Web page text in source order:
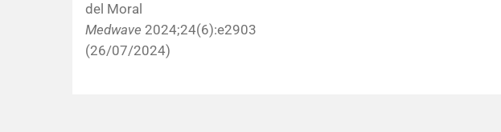
del Moral
Medwave 2024;24(6):e2903
(26/07/2024)